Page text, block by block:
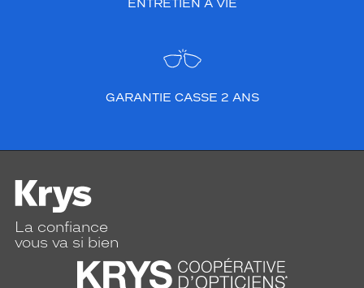
ENTRETIEN À VIE
GARANTIE CASSE 2 ANS
La confiance
vous va si bien